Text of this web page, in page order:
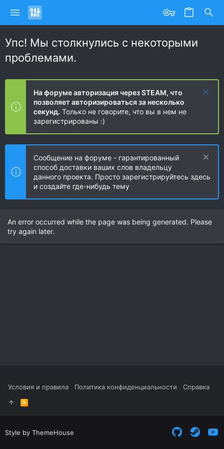
Упс! Мы столкнулись с некоторыми
проблемами.
На форуме авторизация через STEAM, что
позволяет авторизироваться за несколько
секунд. Только не говорите, что вы в нем не
зарегистрированы :)
Сообщение на форуме - гарантированный
способ доставки ваших слов владельцу
данного проекта. Просто зарегистрируйтесь здесь
и создайте где-нибудь тему
An error occurred while the page was being generated. Please
try again later.
Условия и правила Политика конфиденциальности Справка
R
S
S
Style by ThemeHouse